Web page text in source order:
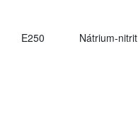
E250 Nátrium-nitrit